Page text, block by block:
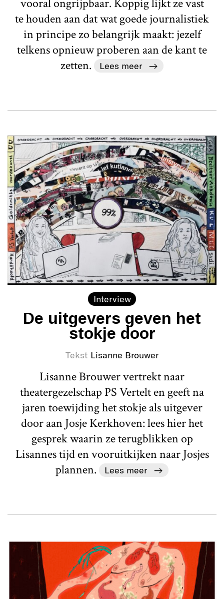
vooral ongrijpbaar. Koppig lijkt ze vast
te houden aan dat wat goede journalistiek
in principe zo belangrijk maakt: jezelf
telkens opnieuw proberen aan de kant te
zetten.
Lees meer
Interview
De uitgevers geven het
stokje door
Tekst Lisanne Brouwer
Lisanne Brouwer vertrekt naar
theatergezelschap PS Vertelt en geeft na
jaren toewijding het stokje als uitgever
door aan Josje Kerkhoven: lees hier het
gesprek waarin ze terugblikken op
Lisannes tijd en vooruitkijken naar Josjes
plannen.
Lees meer